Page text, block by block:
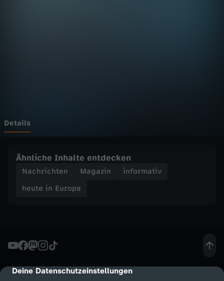
cmp-dialog-description
Deine Datenschutzeinstellungen
a
h
t
e
Details
Ähnliche Inhalte entdecken
Nachrichten Magazin
informativ
heute in Europa